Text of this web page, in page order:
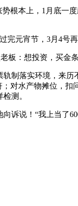
本上，1月底一度
元宵节，3月4号再
板：想投资，买金条
落实环境，来历
对水产物摊位，
测。
说！“我上当了